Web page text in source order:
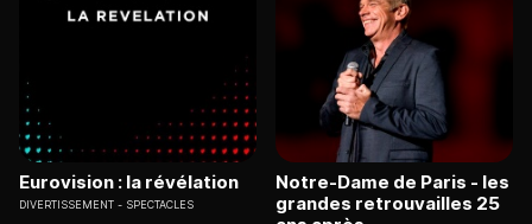
Eurovision : la révélation
DIVERTISSEMENT SPECTACLES
Notre-Dame de Paris - les
grandes retrouvailles 25